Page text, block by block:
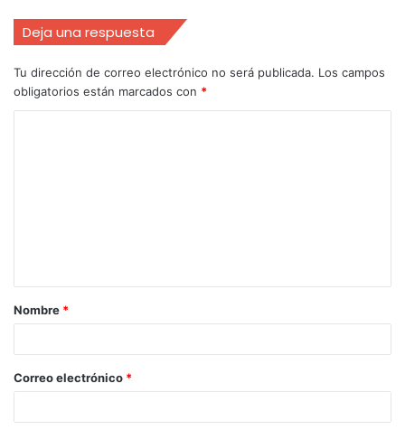
Deja una respuesta
Tu dirección de correo electrónico no será publicada. Los campos
obligatorios están marcados con *
Nombre *
Correo electrónico *